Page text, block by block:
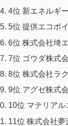
4位 新エネルギ
5位 提供エコポ
6位 株式会社埼
7位 ゴウダ株式
8位 株式会社ラ
9位 アグゼ株式
10位 マテリア
11位 株式会社夢